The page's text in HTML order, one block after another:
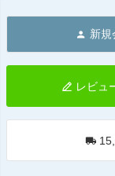
新規
レビュ